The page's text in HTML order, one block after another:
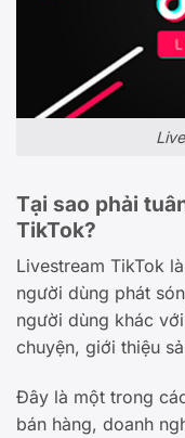
Tại sao phải
TikTok?
Livestream TikTok
người dùng phát
người dùng khác
chuyện, giới thiệu
Đây là một trong
bán hàng, doanh